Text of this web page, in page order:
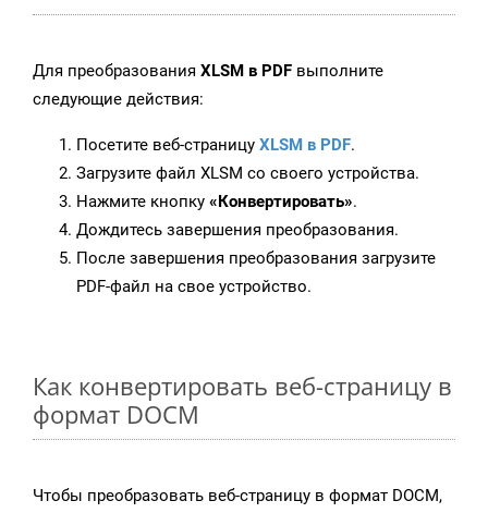
Для преобразования XLSM в PDF выполните
следующие действия:
Посетите веб-страницу XLSM в PDF.
Загрузите файл XLSM со своего устройства.
Нажмите кнопку «Конвертировать».
Дождитесь завершения преобразования.
После завершения преобразования загрузите
PDF-файл на свое устройство.
Как конвертировать веб-страницу в
формат DOCM
Чтобы преобразовать веб-страницу в формат DOCM,